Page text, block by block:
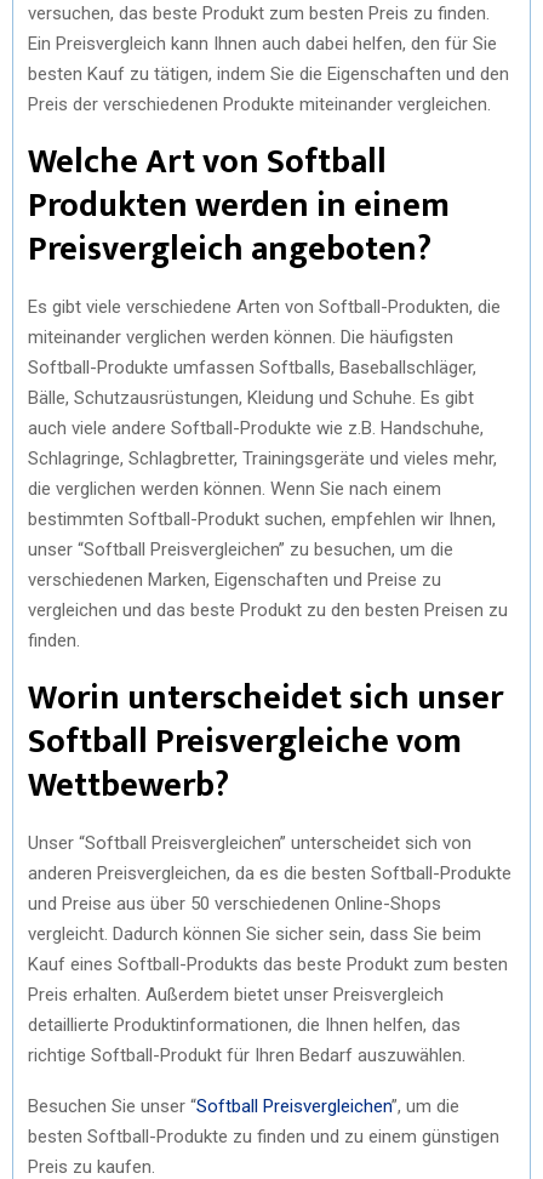
versuchen, das beste Produkt zum besten Preis zu finden.
Ein Preisvergleich kann Ihnen auch dabei helfen, den für Sie
besten Kauf zu tätigen, indem Sie die Eigenschaften und den
Preis der verschiedenen Produkte miteinander vergleichen.
Welche Art von Softball
Produkten werden in einem
Preisvergleich angeboten?
Es gibt viele verschiedene Arten von Softball-Produkten, die
miteinander verglichen werden können. Die häufigsten
Softball-Produkte umfassen Softballs, Baseballschläger,
Bälle, Schutzausrüstungen, Kleidung und Schuhe. Es gibt
auch viele andere Softball-Produkte wie z.B. Handschuhe,
Schlagringe, Schlagbretter, Trainingsgeräte und vieles mehr,
die verglichen werden können. Wenn Sie nach einem
bestimmten Softball-Produkt suchen, empfehlen wir Ihnen,
unser “Softball Preisvergleichen” zu besuchen, um die
verschiedenen Marken, Eigenschaften und Preise zu
vergleichen und das beste Produkt zu den besten Preisen zu
finden.
Worin unterscheidet sich unser
Softball Preisvergleiche vom
Wettbewerb?
Unser “Softball Preisvergleichen” unterscheidet sich von
anderen Preisvergleichen, da es die besten Softball-Produkte
und Preise aus über 50 verschiedenen Online-Shops
vergleicht. Dadurch können Sie sicher sein, dass Sie beim
Kauf eines Softball-Produkts das beste Produkt zum besten
Preis erhalten. Außerdem bietet unser Preisvergleich
detaillierte Produktinformationen, die Ihnen helfen, das
richtige Softball-Produkt für Ihren Bedarf auszuwählen.
Besuchen Sie unser “Softball Preisvergleichen”, um die
besten Softball-Produkte zu finden und zu einem günstigen
Preis zu kaufen.